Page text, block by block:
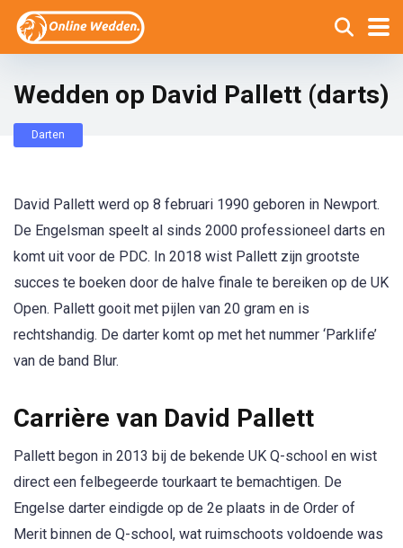
Wedden op David Pallett (darts)
Darten
David Pallett werd op 8 februari 1990 geboren in Newport.
De Engelsman speelt al sinds 2000 professioneel darts en
komt uit voor de PDC. In 2018 wist Pallett zijn grootste
succes te boeken door de halve finale te bereiken op de UK
Open. Pallett gooit met pijlen van 20 gram en is
rechtshandig. De darter komt op met het nummer ‘Parklife’
van de band Blur.
Carrière van David Pallett
Pallett begon in 2013 bij de bekende UK Q-school en wist
direct een felbegeerde tourkaart te bemachtigen. De
Engelse darter eindigde op de 2e plaats in de Order of
Merit binnen de Q-school, wat ruimschoots voldoende was